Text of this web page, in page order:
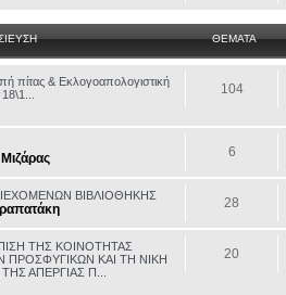
ΘΕΜΑΤΑ
πίτας & Εκλογοαπολογιστική
104
6
ΒΙΒΛΙΟΘΗΚΗΣ
28
ΤΗΣ ΚΟΙΝΟΤΗΤΑΣ
ΠΡΟΣΦΥΓΙΚΩΝ ΚΑΙ ΤΗ ΝIΚΗ
ΑΠΕΡΓΙΑΣ Π...
20